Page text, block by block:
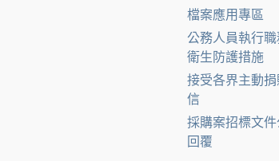
檔案應用專區
公務人員執行
衛生防護措施
接受各界主動
信
採購案招標文
回覆